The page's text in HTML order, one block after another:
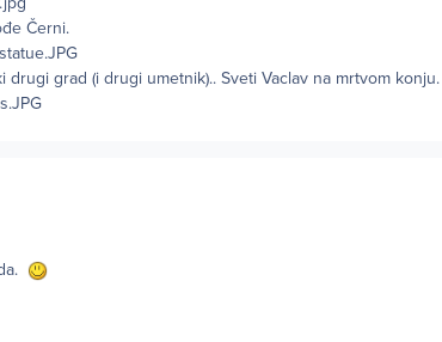
Černi.
grad (i drugi umetnik).. Sveti Vaclav na mrtvom konju.